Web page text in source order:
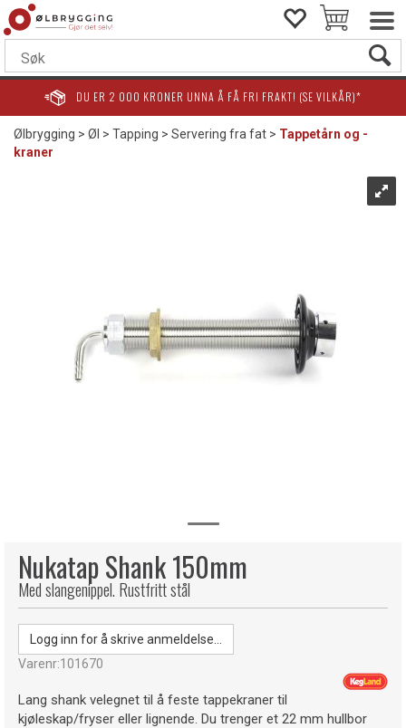
DU ER 2 000 KRONER UNNA Å FÅ FRI FRAKT! (SE VILKÅR)*
Ølbrygging>Øl >Tapping>Servering fra fat>Tappetårn og -
kraner
Nukatap Shank 150mm
Med slangenippel. Rustfritt stål
Logg inn for å skrive anmeldelse...
Varenr:101670
Lang shank velegnet til å feste tappekraner til
kjøleskap/fryser eller lignende. Du trenger et 22 mm hullbor